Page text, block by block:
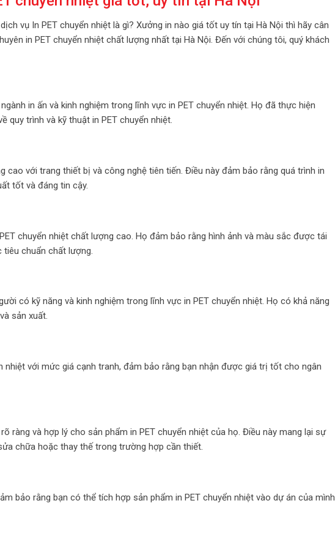
vụ In PET chuyển nhiệt là gì? Xưởng in nào giá tốt uy tín tại Hà Nội thì hãy cân
in PET chuyển nhiệt chất lượng nhất tại Hà Nội. Đến với chúng tôi, quý khách
in ấn và kinh nghiệm trong lĩnh vực in PET chuyển nhiệt. Họ đã thực hiện
quy trình và kỹ thuật in PET chuyển nhiệt.
cao với trang thiết bị và công nghệ tiên tiến. Điều này đảm bảo rằng quá trình in
tốt và đáng tin cậy.
chuyển nhiệt chất lượng cao. Họ đảm bảo rằng hình ảnh và màu sắc được tái
chuẩn chất lượng.
có kỹ năng và kinh nghiệm trong lĩnh vực in PET chuyển nhiệt. Họ có khả năng
sản xuất.
nhiệt với mức giá cạnh tranh, đảm bảo rằng bạn nhận được giá trị tốt cho ngân
ràng và hợp lý cho sản phẩm in PET chuyển nhiệt của họ. Điều này mang lại sự
chữa hoặc thay thế trong trường hợp cần thiết.
bảo rằng bạn có thể tích hợp sản phẩm in PET chuyển nhiệt vào dự án của mình